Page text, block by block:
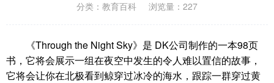
分类： 教育百科 浏览量：227
《Through the Night Sky》是 DK公司制作的一本98页
书，它将会展示一组在夜空中发生的令人难以置信的故事，
它将会让你在北极看到鲸穿过冰冷的海水，跟踪一群穿过黄